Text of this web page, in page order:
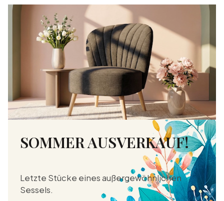
SOMMER AUSVERKAUF!
Letzte Stücke eines außergewöhnlichen
Sessels.